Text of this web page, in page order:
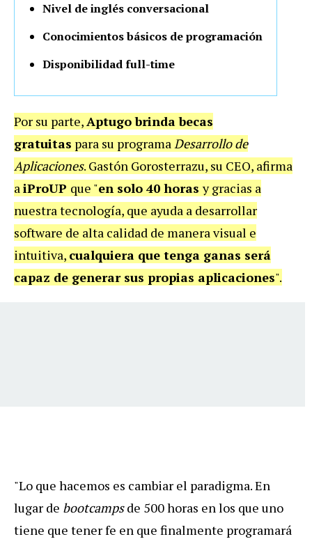
Nivel de inglés conversacional
Conocimientos básicos de programación
Disponibilidad full-time
Por su parte,Aptugo brinda becas
gratuitas para su programaDesarrollo de
Aplicaciones. Gastón Gorosterrazu, su CEO, afirma
aiProUP que "en solo 40 horasy gracias a
nuestra tecnología, que ayuda a desarrollar
software de alta calidad de manera visual e
intuitiva, cualquiera que tenga ganas será
capaz de generar sus propias aplicaciones".
"Lo que hacemos es cambiar el paradigma. En
lugar de bootcampsde 500 horas en los que uno
tiene que tener fe en que finalmente programará